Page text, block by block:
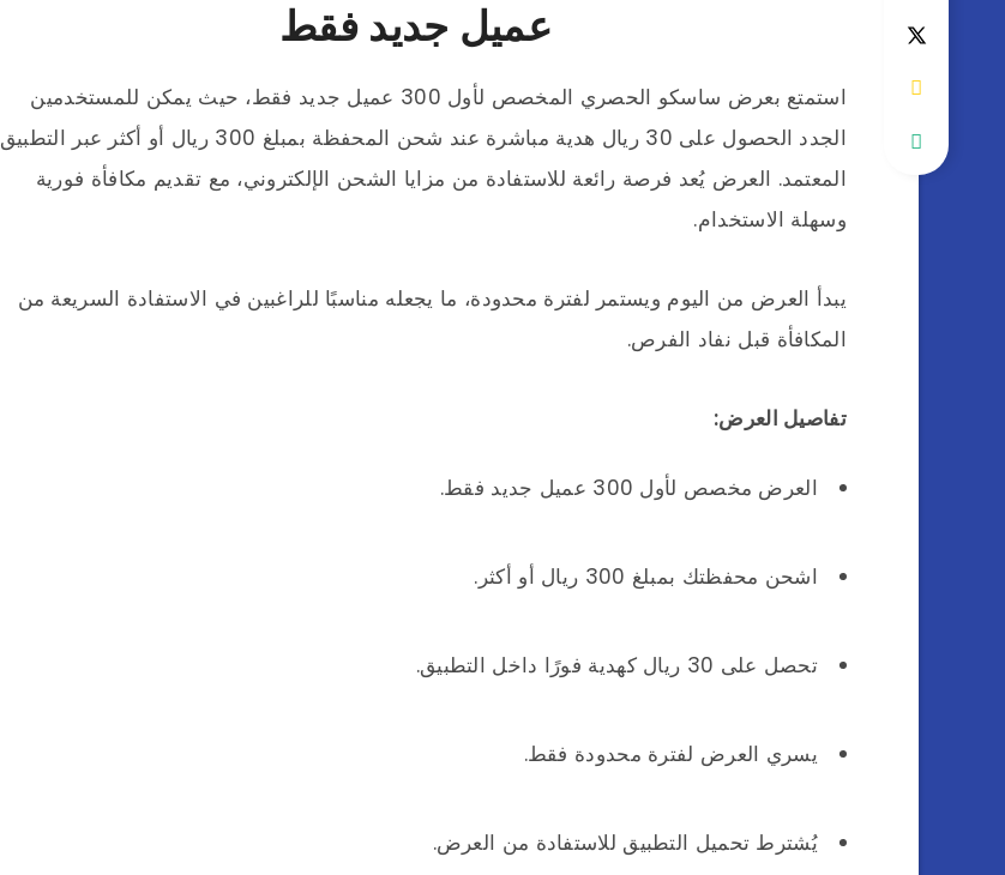
عميل جديد فقط
استمتع بعرض ساسكو الحصري المخصص لأول 300 عميل جديد فقط، حيث يمكن للمستخدمين
الجدد الحصول على 30 ريال هدية مباشرة عند شحن المحفظة بمبلغ 300 ريال أو أكثر عبر التطبيق
المعتمد. العرض يُعد فرصة رائعة للاستفادة من مزايا الشحن الإلكتروني، مع تقديم مكافأة فورية
وسهلة الاستخدام.
يبدأ العرض من اليوم ويستمر لفترة محدودة، ما يجعله مناسبًا للراغبين في الاستفادة السريعة من
المكافأة قبل نفاد الفرص.
تفاصيل العرض:
العرض مخصص لأول 300 عميل جديد فقط.
اشحن محفظتك بمبلغ 300 ريال أو أكثر.
تحصل على 30 ريال كهدية فورًا داخل التطبيق.
يسري العرض لفترة محدودة فقط.
يُشترط تحميل التطبيق للاستفادة من العرض.